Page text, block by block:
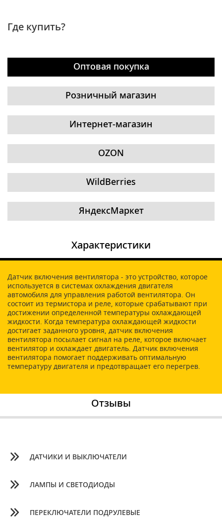
Где купить?
Оптовая покупка
Розничный магазин
Интернет-магазин
OZON
WildBerries
ЯндексМаркет
Характеристики
Датчик включения вентилятора - это устройство, которое
используется в системах охлаждения двигателя
автомобиля для управления работой вентилятора. Он
состоит из термистора и реле, которые срабатывают при
достижении определенной температуры охлаждающей
жидкости. Когда температура охлаждающей жидкости
достигает заданного уровня, датчик включения
вентилятора посылает сигнал на реле, которое включает
вентилятор и охлаждает двигатель. Датчик включения
вентилятора помогает поддерживать оптимальную
температуру двигателя и предотвращает его перегрев.
Отзывы
ДАТЧИКИ И ВЫКЛЮЧАТЕЛИ
ЛАМПЫ И СВЕТОДИОДЫ
ПЕРЕКЛЮЧАТЕЛИ ПОДРУЛЕВЫЕ